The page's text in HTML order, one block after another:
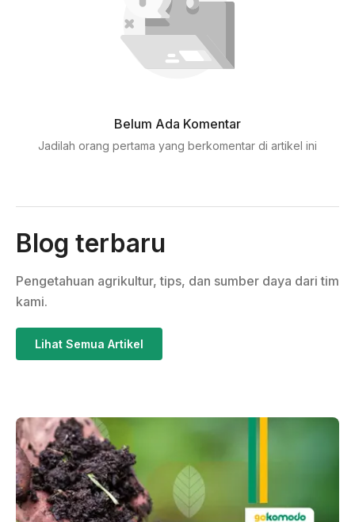
Belum Ada Komentar
Jadilah orang pertama yang berkomentar di artikel ini
Blog terbaru
Pengetahuan agrikultur, tips, dan sumber daya dari tim
kami.
Lihat Semua Artikel